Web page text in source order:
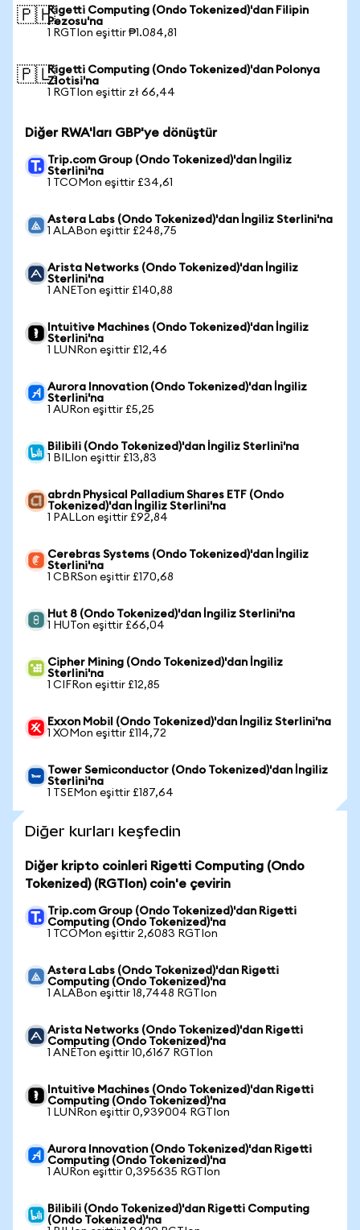
🇵🇭Rigetti Computing (Ondo Tokenized)'dan Filipin
Pezosu'na
1 RGTIon eşittir ₱1.084,81
🇵🇱Rigetti Computing (Ondo Tokenized)'dan Polonya
Zlotisi'na
1 RGTIon eşittir zł 66,44
Diğer RWA'ları GBP'ye dönüştür
Trip.com Group (Ondo Tokenized)'dan İngiliz
Sterlini'na
1 TCOMon eşittir £34,61
Astera Labs (Ondo Tokenized)'dan İngiliz Sterlini'na
1 ALABon eşittir £248,75
Arista Networks (Ondo Tokenized)'dan İngiliz
Sterlini'na
1 ANETon eşittir £140,88
Intuitive Machines (Ondo Tokenized)'dan İngiliz
Sterlini'na
1 LUNRon eşittir £12,46
Aurora Innovation (Ondo Tokenized)'dan İngiliz
Sterlini'na
1 AURon eşittir £5,25
Bilibili (Ondo Tokenized)'dan İngiliz Sterlini'na
1 BILIon eşittir £13,83
abrdn Physical Palladium Shares ETF (Ondo
Tokenized)'dan İngiliz Sterlini'na
1 PALLon eşittir £92,84
Cerebras Systems (Ondo Tokenized)'dan İngiliz
Sterlini'na
1 CBRSon eşittir £170,68
Hut 8 (Ondo Tokenized)'dan İngiliz Sterlini'na
1 HUTon eşittir £66,04
Cipher Mining (Ondo Tokenized)'dan İngiliz
Sterlini'na
1 CIFRon eşittir £12,85
Exxon Mobil (Ondo Tokenized)'dan İngiliz Sterlini'na
1 XOMon eşittir £114,72
Tower Semiconductor (Ondo Tokenized)'dan İngiliz
Sterlini'na
1 TSEMon eşittir £187,64
Diğer kurları keşfedin
Diğer kripto coinleri Rigetti Computing (Ondo
Tokenized) (RGTIon) coin'e çevirin
Trip.com Group (Ondo Tokenized)'dan Rigetti
Computing (Ondo Tokenized)'na
1 TCOMon eşittir 2,6083 RGTIon
Astera Labs (Ondo Tokenized)'dan Rigetti
Computing (Ondo Tokenized)'na
1 ALABon eşittir 18,7448 RGTIon
Arista Networks (Ondo Tokenized)'dan Rigetti
Computing (Ondo Tokenized)'na
1 ANETon eşittir 10,6167 RGTIon
Intuitive Machines (Ondo Tokenized)'dan Rigetti
Computing (Ondo Tokenized)'na
1 LUNRon eşittir 0,939004 RGTIon
Aurora Innovation (Ondo Tokenized)'dan Rigetti
Computing (Ondo Tokenized)'na
1 AURon eşittir 0,395635 RGTIon
Bilibili (Ondo Tokenized)'dan Rigetti Computing
(Ondo Tokenized)'na